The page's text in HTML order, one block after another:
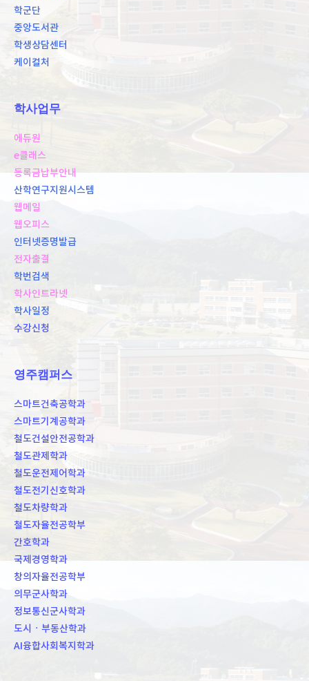
학군단
중앙도서관
학생상담센터
케이컬처
학사업무
에듀원
e클래스
등록금납부안내
산학연구지원시스템
웹메일
웹오피스
인터넷증명발급
전자출결
학번검색
학사인트라넷
학사일정
수강신청
영주캠퍼스
스마트건축공학과
스마트기계공학과
철도건설안전공학과
철도관제학과
철도운전제어학과
철도전기신호학과
철도차량학과
철도자율전공학부
간호학과
국제경영학과
창의자율전공학부
의무군사학과
정보통신군사학과
도시ㆍ부동산학과
AI융합사회복지학과